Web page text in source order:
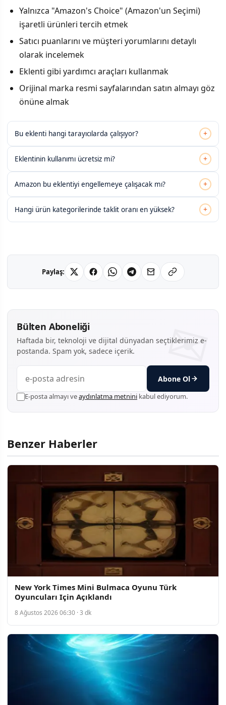
Yalnızca "Amazon's Choice" (Amazon'un Seçimi)
işaretli ürünleri tercih etmek
Satıcı puanlarını ve müşteri yorumlarını detaylı
olarak incelemek
Eklenti gibi yardımcı araçları kullanmak
Orijinal marka resmi sayfalarından satın almayı göz
önüne almak
Bu eklenti hangi tarayıcılarda çalışıyor? +
Eklentinin kullanımı ücretsiz mi? +
Amazon bu eklentiyi engellemeye çalışacak mı? +
Hangi ürün kategorilerinde taklit oranı en yüksek? +
Paylaş:
Bülten Aboneliği
Haftada bir, teknoloji ve dijital dünyadan seçtiklerimiz e-
postanda. Spam yok, sadece içerik.
Abone Ol
E-posta almayı veaydınlatma metnini kabul ediyorum.
Benzer Haberler
New York Times Mini Bulmaca Oyunu Türk
Oyuncuları Için Açıklandı
8 Ağustos 2026 06:30 · 3 dk